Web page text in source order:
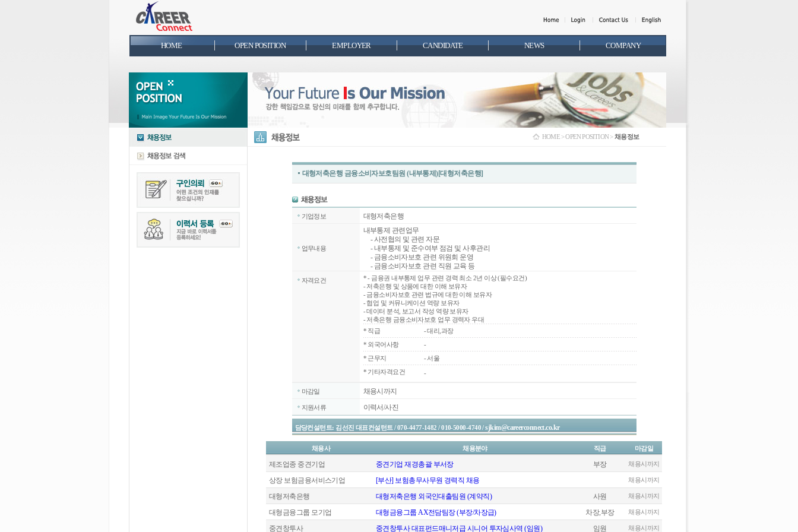
HOME OPEN POSITION EMPLOYER CANDIDATE NEWS COMPANY
HOME > OPEN POSITION > 채용정보
대형저축은행 금융소비자보호팀원 (내부통제)[대형저축은행]
기업정보 대형저축은행
업무내용
내부통제 관련업무
- 사전협의 및 관련 자문
- 내부통제 및 준수여부 점검 및 사후관리
- 금융소비자보호 관련 위원회 운영
- 금융소비자보호 관련 직원 교육 등
자격요건 *- 금융권 내부통제 업무 관련 경력 최소 2년 이상 (필수요건)
- 저축은행 및 상품에 대한 이해 보유자
- 금융소비자보호 관련 법규에 대한 이해 보유자
- 협업 및 커뮤니케이션 역량 보유자
- 데이터 분석, 보고서 작성 역량 보유자
- 저축은행 금융소비자보호 업무 경력자 우대
* 직급
- 대리,과장
* 외국어사항
-
* 근무지
- 서울
* 기타자격요건
-
마감일 채용시까지
지원서류 이력서/사진
담당컨설턴트: 김선진 대표컨설턴트 / 070-4477-1482 / 010-5000-4740 /sjkim@careerconnect.co.kr
채용사 채용분야 직급 마감일
제조업종 중견기업 중견기업 재경총괄 부서장 부장 채용시까지
상장 보험금융서비스기업 [부산] 보험총무사무원 경력직 채용 채용시까지
대형저축은행 대형저축은행 외국인대출팀원 (계약직) 사원 채용시까지
대형금융그룹 모기업 대형금융그룹 AX전담팀장 (부장/차장급) 차장,부장 채용시까지
중견창투사 중견창투사 대표펀드매니저급 시니어 투자심사역 (임원) 임원 채용시까지